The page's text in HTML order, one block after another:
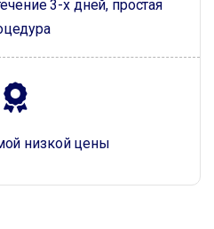
3-х дней, простая
низкой цены